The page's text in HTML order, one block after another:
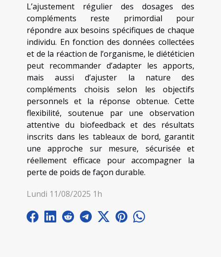
L’ajustement régulier des dosages des
compléments reste primordial pour
répondre aux besoins spécifiques de chaque
individu. En fonction des données collectées
et de la réaction de l’organisme, le diététicien
peut recommander d’adapter les apports,
mais aussi d’ajuster la nature des
compléments choisis selon les objectifs
personnels et la réponse obtenue. Cette
flexibilité, soutenue par une observation
attentive du biofeedback et des résultats
inscrits dans les tableaux de bord, garantit
une approche sur mesure, sécurisée et
réellement efficace pour accompagner la
perte de poids de façon durable.
Lundi 11/08/2025 1h